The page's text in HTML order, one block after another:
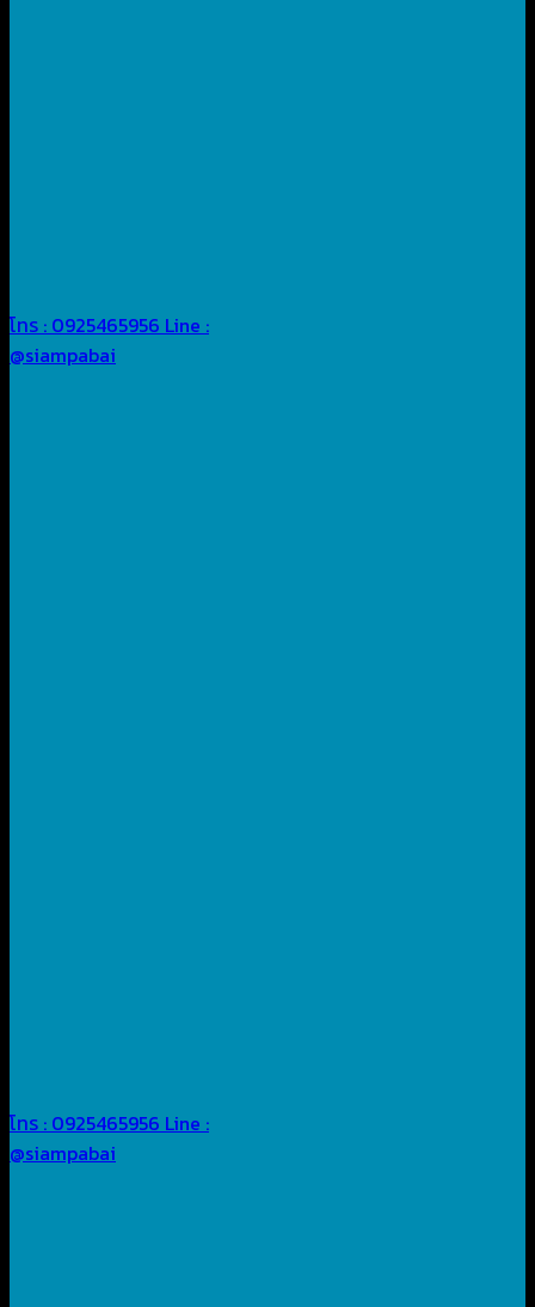
โทร : 0925465956 Line :
@siampabai
โทร : 0925465956 Line :
@siampabai